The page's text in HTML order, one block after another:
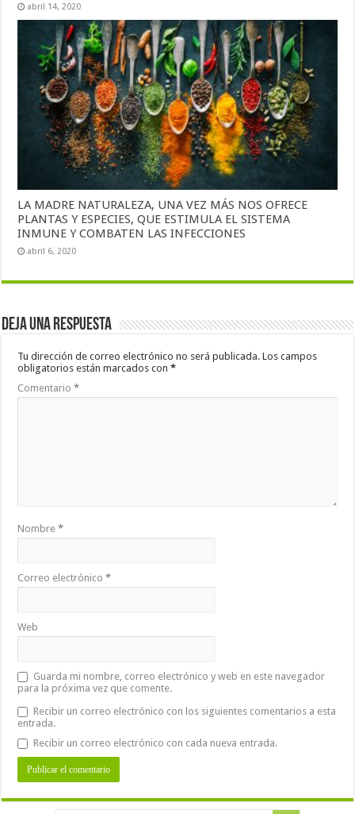
abril 14, 2020
LA MADRE NATURALEZA, UNA VEZ MÁS NOS OFRECE
PLANTAS Y ESPECIES, QUE ESTIMULA EL SISTEMA
INMUNE Y COMBATEN LAS INFECCIONES
abril 6, 2020
Deja una respuesta
Tu dirección de correo electrónico no será publicada. Los campos
obligatorios están marcados con*
Comentario*
Nombre*
Correo electrónico*
Web
Guarda mi nombre, correo electrónico y web en este navegador
para la próxima vez que comente.
Recibir un correo electrónico con los siguientes comentarios a esta
entrada.
Recibir un correo electrónico con cada nueva entrada.